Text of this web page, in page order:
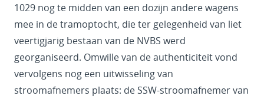
1029 nog te midden van een dozijn andere wagens
mee in de tramoptocht, die ter gelegenheid van liet
veertigjarig bestaan van de NVBS werd
georganiseerd. Omwille van de authenticiteit vond
vervolgens nog een uitwisseling van
stroomafnemers plaats: de SSW-stroomafnemer van